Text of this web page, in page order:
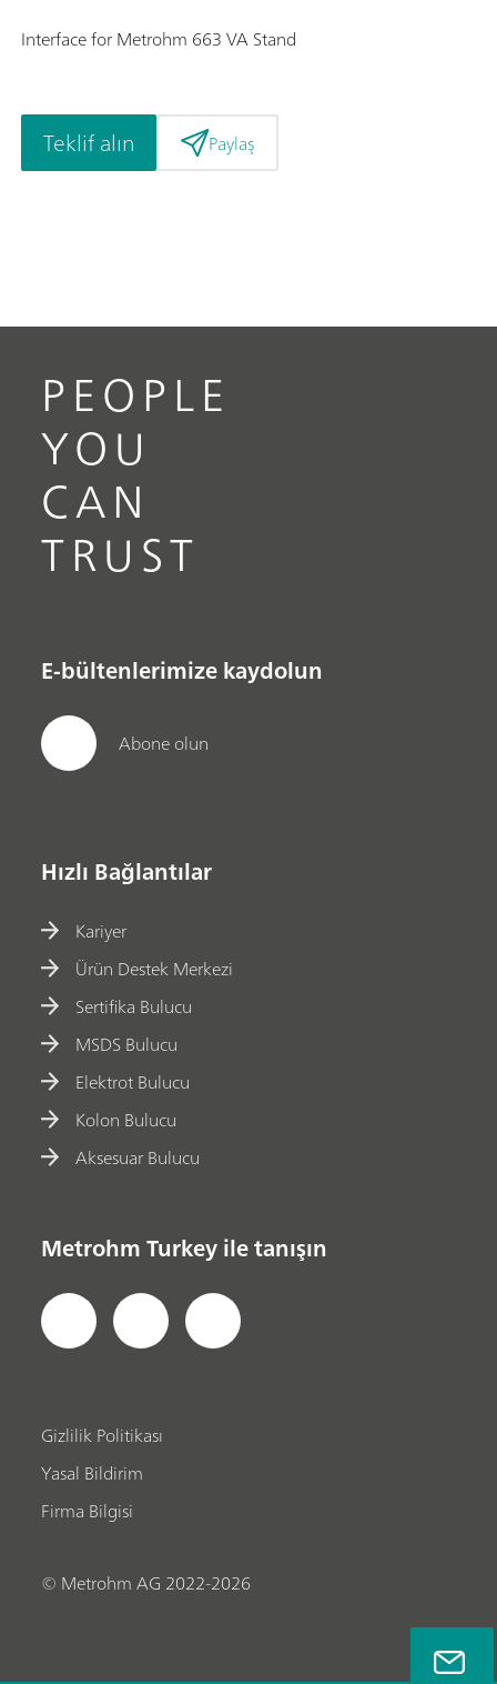
Interface for Metrohm 663 VA Stand
Teklif alın Paylaş
PEOPLE
YOU
CAN
TRUST
E-bültenlerimize kaydolun
Abone olun
Hızlı Bağlantılar
Kariyer
Ürün Destek Merkezi
Sertifika Bulucu
MSDS Bulucu
Elektrot Bulucu
Kolon Bulucu
Aksesuar Bulucu
Metrohm Turkey ile tanışın
Gizlilik Politikası
Yasal Bildirim
Firma Bilgisi
© Metrohm AG 2022-2026